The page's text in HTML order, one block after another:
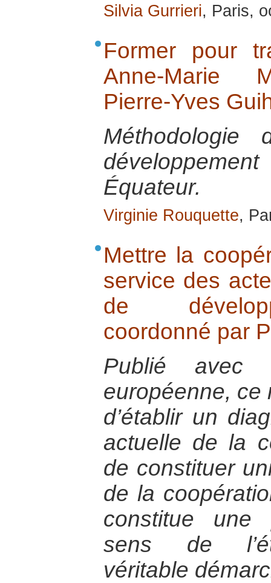
Silvia Gurrieri, Paris,
Former pour
Anne-Marie
Pierre-Yves
Méthodologie
Équateur.
Virginie Rouquette,
Mettre la
service des
de
coordonné par
Publié avec
européenne, ce
d’établir un
actuelle de la
de constituer
de la
constitue une
sens de
véritable